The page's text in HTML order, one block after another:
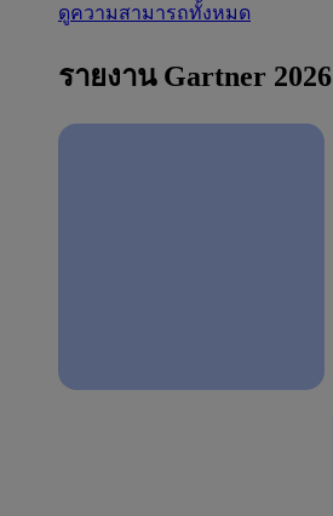
ดูความสามารถทั้งหมด
รายงาน Gartner 2026